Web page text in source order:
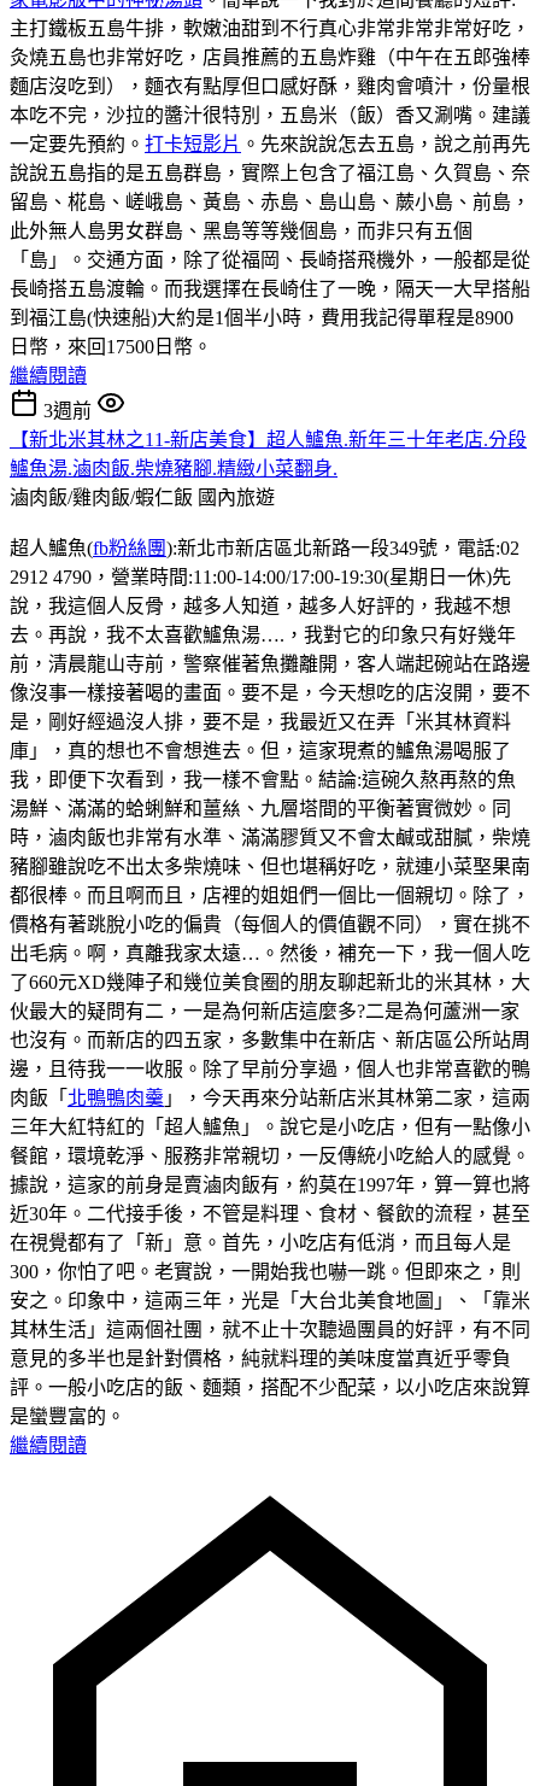
主打鐵板五島牛排，軟嫩油甜到不行真心非常非常非常好吃，
灸燒五島也非常好吃，店員推薦的五島炸雞（中午在五郎強棒
麵店沒吃到），麵衣有點厚但口感好酥，雞肉會噴汁，份量根
本吃不完，沙拉的醬汁很特別，五島米（飯）香又涮嘴。建議
一定要先預約。 打卡短影片 。先來說說怎去五島，說之前再先
說說五島指的是五島群島，實際上包含了福江島、久賀島、奈
留島、椛島、嵯峨島、黃島、赤島、島山島、蕨小島、前島，
此外無人島男女群島、黑島等等幾個島，而非只有五個
「島」。交通方面，除了從福岡、長崎搭飛機外，一般都是從
長崎搭五島渡輪。而我選擇在長崎住了一晚，隔天一大早搭船
到福江島(快速船)大約是1個半小時，費用我記得單程是8900
日幣，來回17500日幣。
繼續閱讀
3週前
【新北米其林之11-新店美食】超人鱸魚.新年三十年老店.分段
鱸魚湯.滷肉飯.柴燒豬腳.精緻小菜翻身.
滷肉飯/雞肉飯/蝦仁飯 國內旅遊
超人鱸魚(fb粉絲團):新北市新店區北新路一段349號，電話:02
2912 4790，營業時間:11:00-14:00/17:00-19:30(星期日一休)先
說，我這個人反骨，越多人知道，越多人好評的，我越不想
去。再說，我不太喜歡鱸魚湯….，我對它的印象只有好幾年
前，清晨龍山寺前，警察催著魚攤離開，客人端起碗站在路邊
像沒事一樣接著喝的畫面。要不是，今天想吃的店沒開，要不
是，剛好經過沒人排，要不是，我最近又在弄「米其林資料
庫」，真的想也不會想進去。但，這家現煮的鱸魚湯喝服了
我，即便下次看到，我一樣不會點。結論:這碗久熬再熬的魚
湯鮮、滿滿的蛤蜊鮮和薑𢇃、九層塔間的平衡著實微妙。同
時，滷肉飯也非常有水準、滿滿膠質又不會太鹹或甜膩，柴燒
豬腳雖說吃不出太多柴燒味、但也堪稱好吃，就連小菜埾果南
都很棒。而且啊而且，店裡的姐姐們一個比一個親切。除了，
價格有著跳脫小吃的偏貴（每個人的價值觀不同），實在挑不
出毛病。啊，真離我家太遠…。然後，補充一下，我一個人吃
了660元XD幾陣子和幾位美食圈的朋友聊起新北的米其林，大
伙最大的疑問有二，一是為何新店這麼多?二是為何蘆洲一家
也沒有。而新店的四五家，多數集中在新店、新店區公所站周
邊，且待我一一收服。除了早前分享過，個人也非常喜歡的鴨
肉飯「 北鴨鴨肉羹 」，今天再來分站新店米其林第二家，這兩
三年大紅特紅的「超人鱸魚」。說它是小吃店，但有一點像小
餐館，環境乾淨、服務非常親切，一反傳統小吃給人的感覺。
據說，這家的前身是賣滷肉飯有，約莫在1997年，算一算也將
近30年。二代接手後，不管是料理、食材、餐飲的流程，甚至
在視覺都有了「新」意。首先，小吃店有低消，而且每人是
300，你怕了吧。老實說，一開始我也嚇一跳。但即來之，則
安之。印象中，這兩三年，光是「大台北美食地圖」、「靠米
其林生活」這兩個社團，就不止十次聽過團員的好評，有不同
意見的多半也是針對價格，純就料理的美味度當真近乎零負
評。一般小吃店的飯、麵類，搭配不少配菜，以小吃店來說算
是蠻豐富的。
繼續閱讀